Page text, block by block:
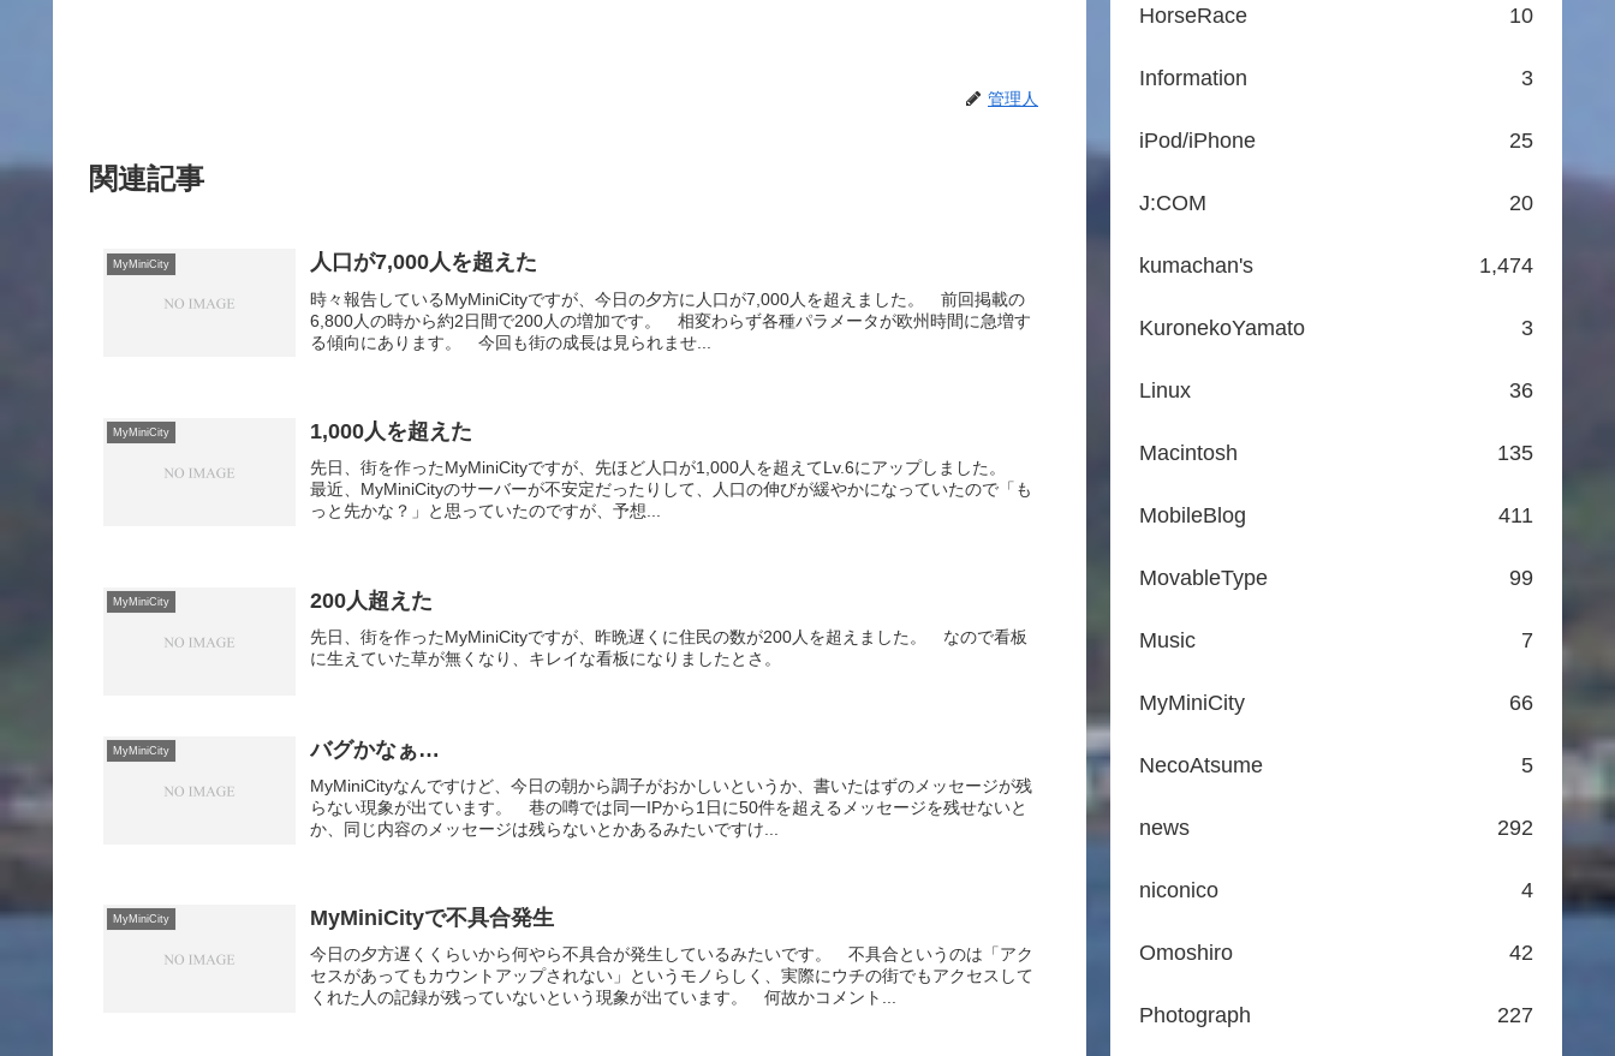
管理人
関連記事
MyMiniCity 人口が7,000人を超えた
時々報告しているMyMiniCityですが、今日の夕方に人口が7,000人を超えました。 前回掲載の
6,800人の時から約2日間で200人の増加です。 相変わらず各種パラメータが欧州時間に急増す
る傾向にあります。 今回も街の成長は見られませ...
MyMiniCity 1,000人を超えた
先日、街を作ったMyMiniCityですが、先ほど人口が1,000人を超えてLv.6にアップしました。
最近、MyMiniCityのサーバーが不安定だったりして、人口の伸びが緩やかになっていたので「も
っと先かな？」と思っていたのですが、予想...
MyMiniCity 200人超えた
先日、街を作ったMyMiniCityですが、昨晩遅くに住民の数が200人を超えました。 なので看板
に生えていた草が無くなり、キレイな看板になりましたとさ。
MyMiniCity バグかなぁ…
MyMiniCityなんですけど、今日の朝から調子がおかしいというか、書いたはずのメッセージが残
らない現象が出ています。 巷の噂では同一IPから1日に50件を超えるメッセージを残せないと
か、同じ内容のメッセージは残らないとかあるみたいですけ...
MyMiniCity MyMiniCityで不具合発生
今日の夕方遅くくらいから何やら不具合が発生しているみたいです。 不具合というのは「アク
セスがあってもカウントアップされない」というモノらしく、実際にウチの街でもアクセスして
くれた人の記録が残っていないという現象が出ています。 何故かコメント...
HorseRace 10
Information 3
iPod/iPhone 25
J:COM 20
kumachan's 1,474
KuronekoYamato 3
Linux 36
Macintosh 135
MobileBlog 411
MovableType 99
Music 7
MyMiniCity 66
NecoAtsume 5
news 292
niconico 4
Omoshiro 42
Photograph 227